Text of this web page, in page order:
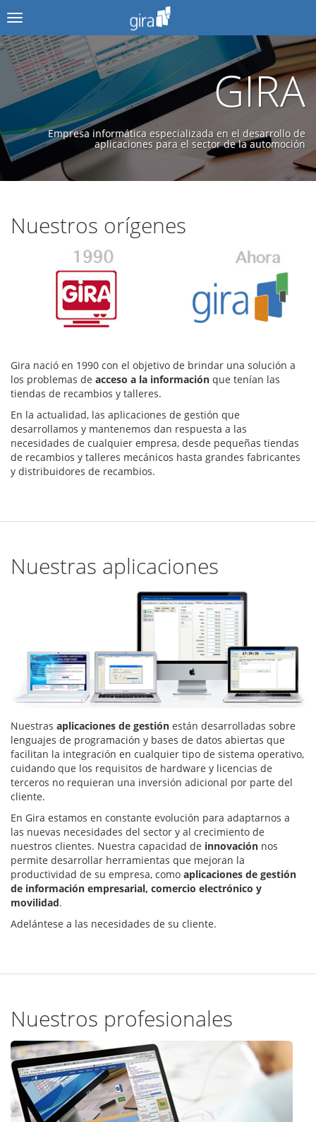
GIRA
Empresa informática especializada en el desarrollo de
aplicaciones para el sector de la automoción
Nuestros orígenes
Gira nació en 1990 con el objetivo de brindar una solución a
los problemas de acceso a la información que tenían las
tiendas de recambios y talleres.
En la actualidad, las aplicaciones de gestión que
desarrollamos y mantenemos dan respuesta a las
necesidades de cualquier empresa, desde pequeñas tiendas
de recambios y talleres mecánicos hasta grandes fabricantes
y distribuidores de recambios.
Nuestras aplicaciones
Nuestras aplicaciones de gestión están desarrolladas sobre
lenguajes de programación y bases de datos abiertas que
facilitan la integración en cualquier tipo de sistema operativo,
cuidando que los requisitos de hardware y licencias de
terceros no requieran una inversión adicional por parte del
cliente.
En Gira estamos en constante evolución para adaptarnos a
las nuevas necesidades del sector y al crecimiento de
nuestros clientes. Nuestra capacidad de innovación nos
permite desarrollar herramientas que mejoran la
productividad de su empresa, como aplicaciones de gestión
de información empresarial, comercio electrónico y
movilidad.
Adelántese a las necesidades de su cliente.
Nuestros profesionales